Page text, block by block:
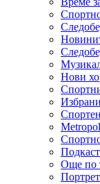
Нови
Още по